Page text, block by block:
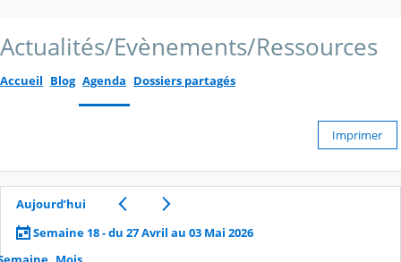
Actualités/Evènements/Ressources
Accueil Blog Agenda Dossiers partagés
Imprimer
Aujourd’hui
Semaine 18 - du 27 Avril au 03 Mai 2026